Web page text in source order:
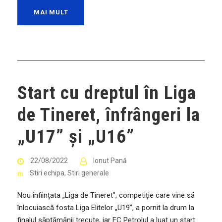
MAI MULT
Start cu dreptul în Liga
de Tineret, înfrângeri la
„U17” și „U16”
22/08/2022
Ionut Pană
Stiri echipa, Stiri generale
Nou înființata „Liga de Tineret”, competiție care vine să
înlocuiască fosta Liga Elitelor „U19”, a pornit la drum la
finalul săptămânii trecute, iar FC Petrolul a luat un start